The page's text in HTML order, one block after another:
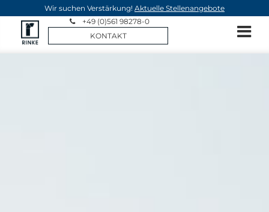
Wir suchen Verstärkung! Aktuelle Stellenangebote
+49 (0)561 98278-0
KONTAKT